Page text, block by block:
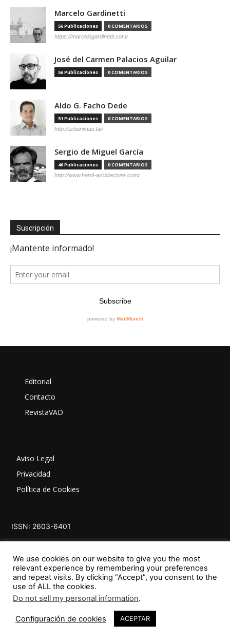
Marcelo Gardinetti
56 Publicaciones 0 COMENTARIOS
https://marcelogardinetti.com/
José del Carmen Palacios Aguilar
56 Publicaciones 0 COMENTARIOS
Aldo G. Facho Dede
51 Publicaciones 0 COMENTARIOS
http://urbanistas.lat/
Sergio de Miguel García
46 Publicaciones 0 COMENTARIOS
http://www.hand-architecture.com/
Suscripción
Editorial
Contacto
RevistaVAD
Aviso Legal
Privacidad
Política de Cookies
ISSN: 2603-6401
SÍGUENOS
We use cookies on our website to give you the most
relevant experience by remembering your preferences
and repeat visits. By clicking “Accept”, you consent to the
use of ALL the cookies.
Do not sell my personal information.
Configuración de cookies ACEPTAR